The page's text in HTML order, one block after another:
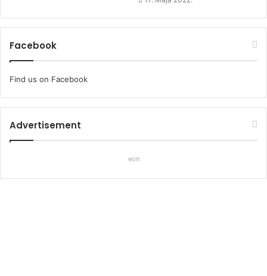
Facebook
Find us on Facebook
Advertisement
eon